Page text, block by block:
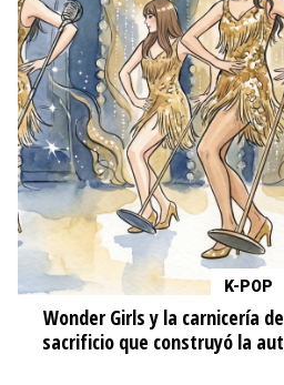
K-POP
Wonder Girls y la carnicería
sacrificio que construyó la